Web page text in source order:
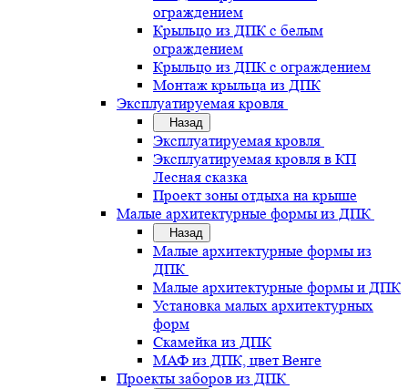
ограждением
Крыльцо из ДПК с белым
ограждением
Крыльцо из ДПК с ограждением
Монтаж крыльца из ДПК
Эксплуатируемая кровля
Назад
Эксплуатируемая кровля
Эксплуатируемая кровля в КП
Лесная сказка
Проект зоны отдыха на крыше
Малые архитектурные формы из ДПК
Назад
Малые архитектурные формы из
ДПК
Малые архитектурные формы и ДПК
Установка малых архитектурных
форм
Скамейка из ДПК
МАФ из ДПК, цвет Венге
Проекты заборов из ДПК